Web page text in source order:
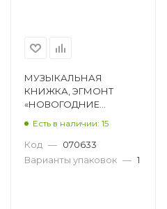
МУЗЫКАЛЬНАЯ
КНИЖКА, ЭГМОНТ
«НОВОГОДНИЕ
Есть в наличии: 15
Код — 070633
Варианты упаковок — 1